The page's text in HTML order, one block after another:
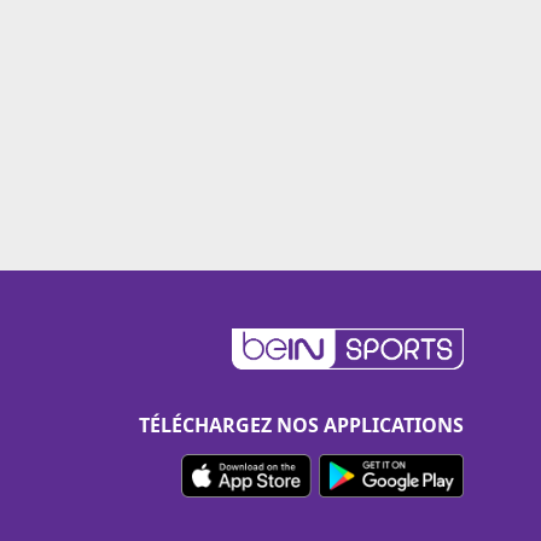
TÉLÉCHARGEZ NOS APPLICATIONS